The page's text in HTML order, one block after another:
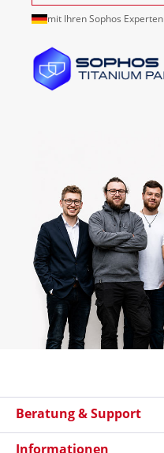
mit Ihren Sophos Experten
Beratung & Support
Informationen